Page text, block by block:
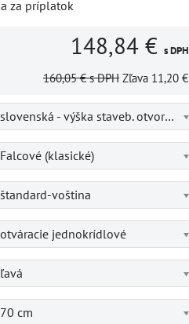
za príplatok
148,84 € s DPH
160,05 € s DPH Zľava 11,20 €
slovenská - výška staveb. otvoru = 202 cm
Falcové (klasické)
štandard-voština
otváracie jednokrídlové
ľavá
70 cm